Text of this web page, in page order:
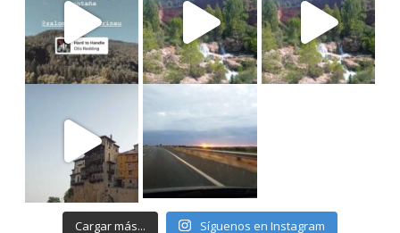
Cargar más... Síguenos en Instagram